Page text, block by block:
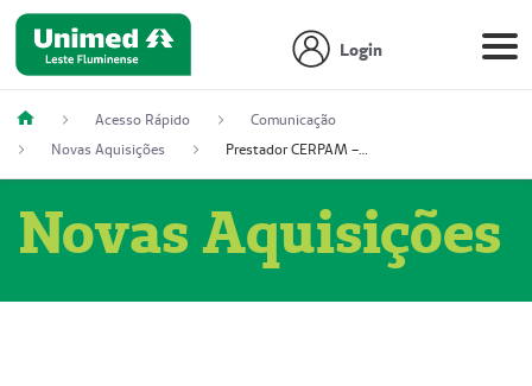
Login
Acesso Rápido
Comunicação
Novas Aquisições
Prestador CERPAM – Centro de Reabilitação S/S Ltda-ME (52004274-8)
Novas Aquisições